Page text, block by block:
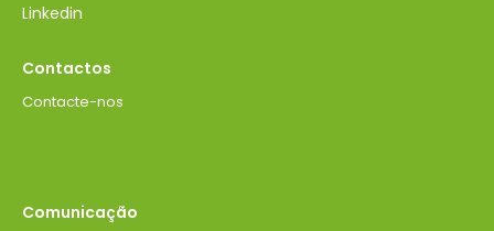
Linkedin
Contactos
Contacte-nos
Comunicação